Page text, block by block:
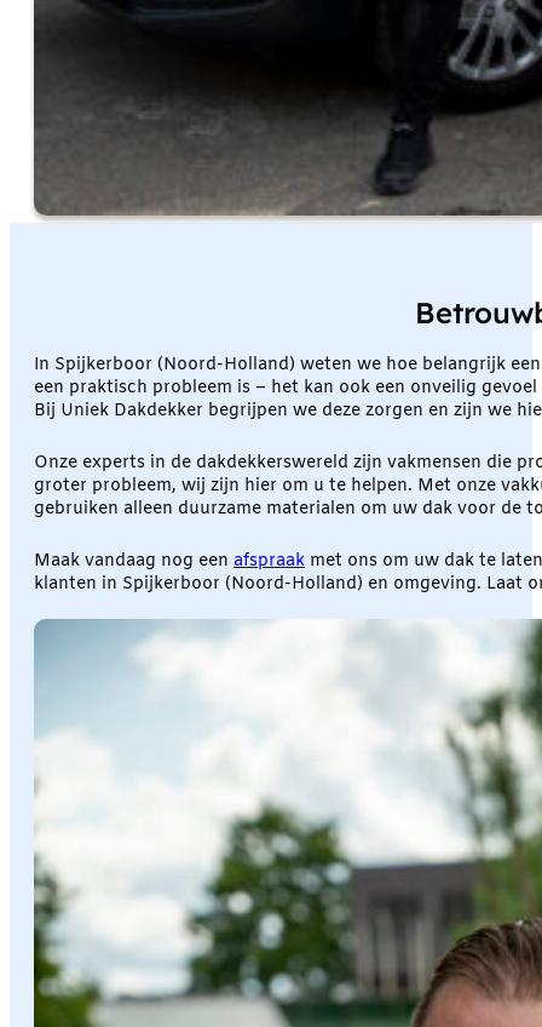
In Spijkerboor (Noord-Holland) weten we hoe belangrijk
een praktisch probleem is – het kan ook een onveilig
Bij Uniek Dakdekker begrijpen we deze zorgen en zijn we
Onze experts in de dakdekkerswereld zijn vakmensen die
groter probleem, wij zijn hier om u te helpen. Met onze
gebruiken alleen duurzame materialen om uw dak voor de
Maak vandaag nog een afspraak met ons om uw dak te
klanten in Spijkerboor (Noord-Holland) en omgeving. Laat